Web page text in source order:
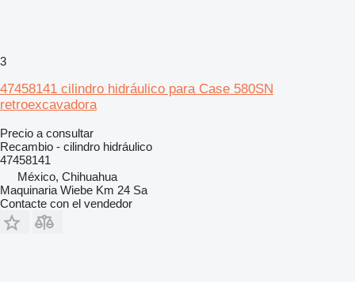
3
47458141 cilindro hidráulico para Case 580SN
retroexcavadora
Precio a consultar
Recambio - cilindro hidráulico
47458141
México, Chihuahua
Maquinaria Wiebe Km 24 Sa
Contacte con el vendedor